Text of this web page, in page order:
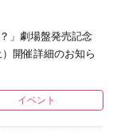
」劇場盤発売記念
開催詳細のお知ら
イベント